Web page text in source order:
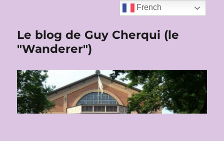
Le blog de Guy Cherqui (le
"Wanderer")
French